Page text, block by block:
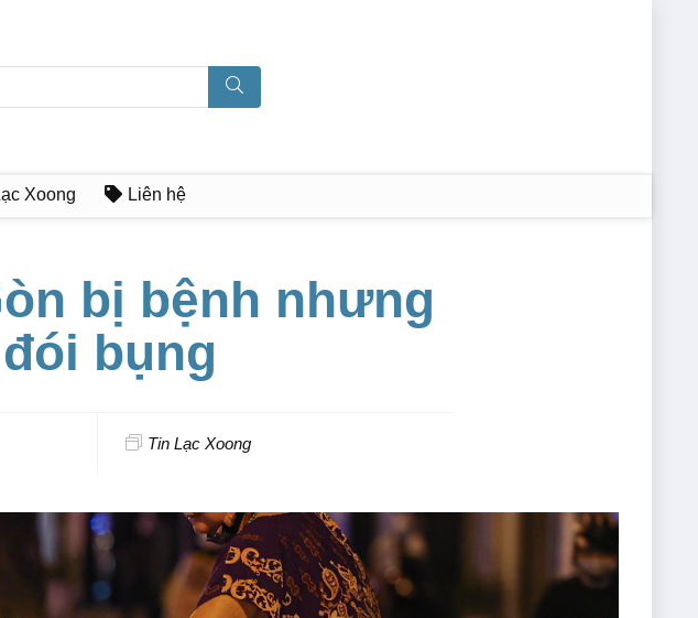
Xoong Liên hệ
bị bệnh nhưng
bụng
Tin Lạc Xoong